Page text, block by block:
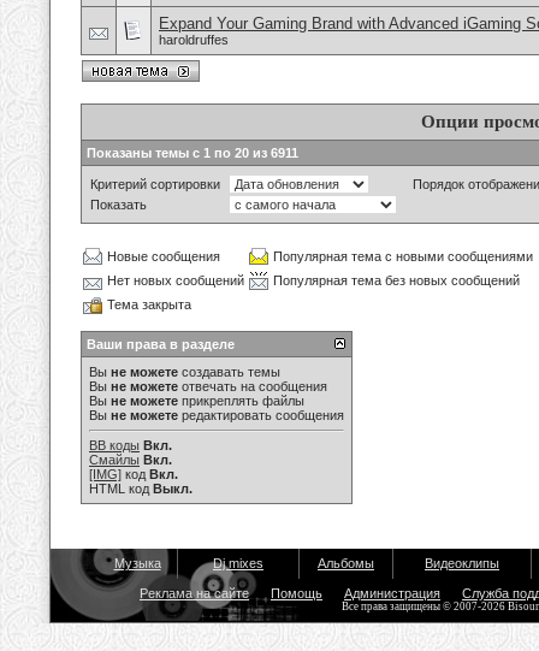
Expand Your Gaming Brand with Advanced iGaming
haroldruffes
Опции
Показаны темы с 1 по 20 из 6911
Критерий сортировки
Порядок
Показать
Новые сообщения
Популярная тема с новыми сообщениями
Нет новых сообщений
Популярная тема без новых сообщений
Тема закрыта
Ваши права в разделе
Вы не можете создавать темы
Вы не можете отвечать на сообщения
Вы не можете прикреплять файлы
Вы не можете редактировать сообщения
BB коды Вкл.
Смайлы Вкл.
[IMG] код Вкл.
HTML код Выкл.
Музыка Dj mixes Альбомы Видеоклипы
Реклама на сайте Помощь Администрация Служба
Все права защищены © 2007-2026